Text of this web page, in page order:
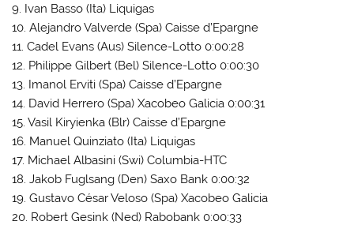
9. Ivan Basso (Ita) Liquigas
10. Alejandro Valverde (Spa) Caisse d’Epargne
11. Cadel Evans (Aus) Silence-Lotto 0:00:28
12. Philippe Gilbert (Bel) Silence-Lotto 0:00:30
13. Imanol Erviti (Spa) Caisse d’Epargne
14. David Herrero (Spa) Xacobeo Galicia 0:00:31
15. Vasil Kiryienka (Blr) Caisse d’Epargne
16. Manuel Quinziato (Ita) Liquigas
17. Michael Albasini (Swi) Columbia-HTC
18. Jakob Fuglsang (Den) Saxo Bank 0:00:32
19. Gustavo César Veloso (Spa) Xacobeo Galicia
20. Robert Gesink (Ned) Rabobank 0:00:33